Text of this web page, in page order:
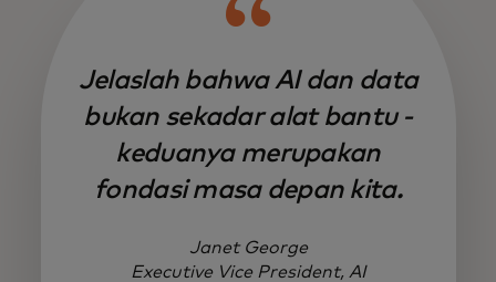
Jelaslah bahwa AI dan data
bukan sekadar alat bantu -
keduanya merupakan
fondasi masa depan kita.
Janet George
Executive Vice President, AI